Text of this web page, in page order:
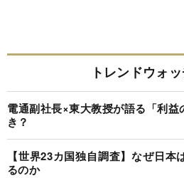
トレンドウォ
電通副社長×東大教授が語る「利
き？
【世界23カ国独自調査】なぜ日
るのか